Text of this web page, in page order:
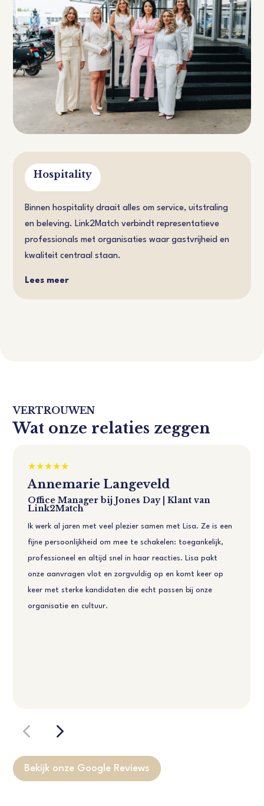
Hospitality
Binnen hospitality draait alles om service, uitstraling
en beleving. Link2Match verbindt representatieve
professionals met organisaties waar gastvrijheid en
kwaliteit centraal staan.
Lees meer
VERTROUWEN
Wat onze relaties zeggen
Annemarie Langeveld
Office Manager bij Jones Day | Klant van
Link2Match
Ik werk al jaren met veel plezier samen met Lisa. Ze is een
fijne persoonlijkheid om mee te schakelen: toegankelijk,
professioneel en altijd snel in haar reacties. Lisa pakt
onze aanvragen vlot en zorgvuldig op en komt keer op
keer met sterke kandidaten die echt passen bij onze
organisatie en cultuur.
Bekijk onze Google Reviews